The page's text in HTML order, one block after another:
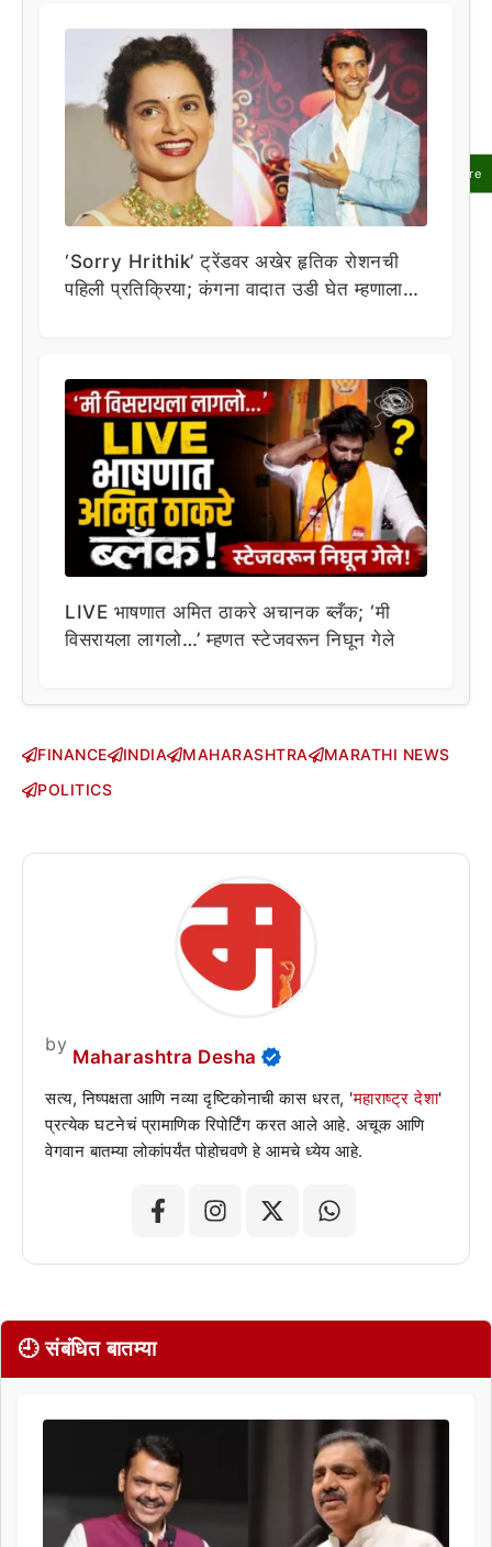
Share
‘Sorry Hrithik’ ट्रेंडवर अखेर हृतिक रोशनची
पहिली प्रतिक्रिया; कंगना वादात उडी घेत म्हणाला…
LIVE भाषणात अमित ठाकरे अचानक ब्लँक; ‘मी
विसरायला लागलो…’ म्हणत स्टेजवरून निघून गेले
FINANCE INDIA MAHARASHTRA
MARATHI NEWS
POLITICS
by
Maharashtra Desha
सत्य, निष्पक्षता आणि नव्या दृष्टिकोनाची कास धरत, 'महाराष्ट्र देशा'
प्रत्येक घटनेचं प्रामाणिक रिपोर्टिंग करत आले आहे. अचूक आणि
वेगवान बातम्या लोकांपर्यंत पोहोचवणे हे आमचे ध्येय आहे.
🕘 संबंधित बातम्या